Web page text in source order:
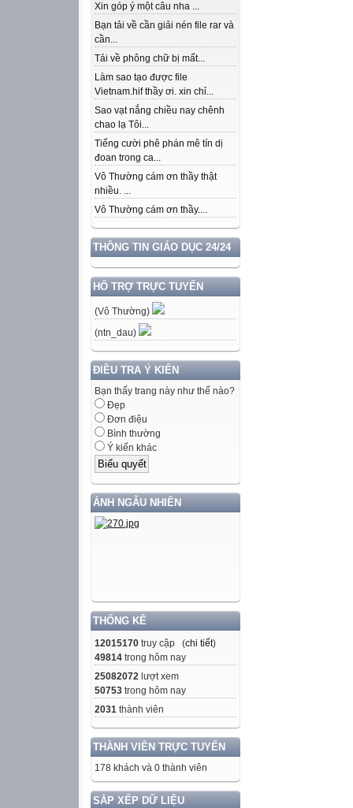
Xin góp ý một câu nha ...
Bạn tải về cần giải nén file rar và
cần...
Tải về phông chữ bị mất...
Làm sao tạo được file
Vietnam.hif thầy ơi. xin chỉ...
Sao vạt nắng chiều nay chênh
chao lạ Tôi...
Tiếng cười phê phán mê tín dị
đoan trong ca...
Vô Thường cám ơn thầy thật
nhiều. ...
Vô Thường cám ơn thầy....
THÔNG TIN GIÁO DỤC 24/24
HỔ TRỢ TRỰC TUYẾN
(Vô Thường)
(ntn_dau)
ĐIỀU TRA Ý KIẾN
Bạn thấy trang này như thế nào?
Đẹp
Đơn điệu
Bình thường
Ý kiến khác
ẢNH NGẪU NHIÊN
THỐNG KÊ
12015170 truy cập (chi tiết)
49814 trong hôm nay
25082072 lượt xem
50753 trong hôm nay
2031 thành viên
THÀNH VIÊN TRỰC TUYẾN
178 khách và 0 thành viên
SẮP XẾP DỮ LIỆU